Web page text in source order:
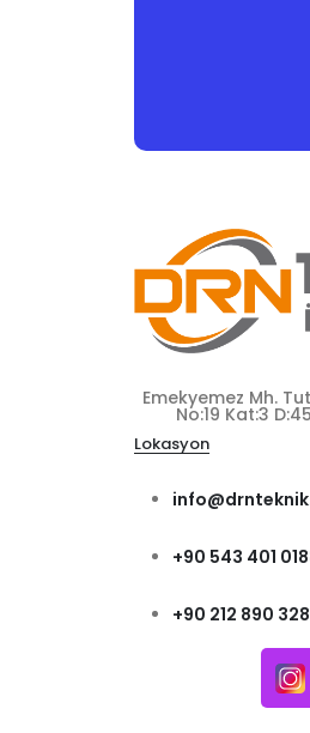
Emekyemez Mh.
No:19 Kat:3
Lokasyon
+90 543 401
+90 212 890